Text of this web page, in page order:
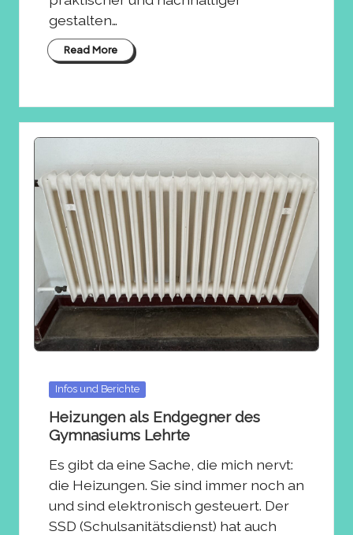
gestalten…
Read More
Posted
Infos und Berichte
Heizungen als Endgegner des
Gymnasiums Lehrte
Es gibt da eine Sache, die mich nervt:
die Heizungen. Sie sind immer noch an
und sind elektronisch gesteuert. Der
SSD (Schulsanitätsdienst) hat auch